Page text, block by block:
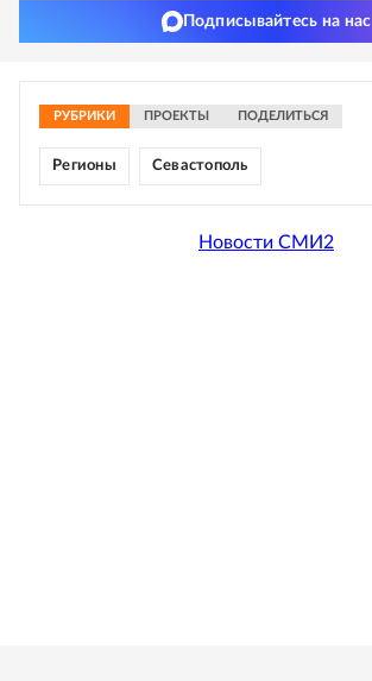
Подписывайтесь на нас
РУБРИКИ ПРОЕКТЫ ПОДЕЛИТЬСЯ
Регионы Севастополь
Новости СМИ2